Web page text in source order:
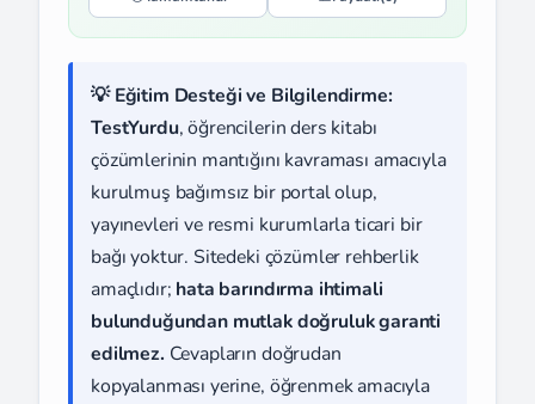
💡 Eğitim Desteği ve Bilgilendirme:
TestYurdu, öğrencilerin ders kitabı
çözümlerinin mantığını kavraması amacıyla
kurulmuş bağımsız bir portal olup,
yayınevleri ve resmi kurumlarla ticari bir
bağı yoktur. Sitedeki çözümler rehberlik
amaçlıdır; hata barındırma ihtimali
bulunduğundan mutlak doğruluk garanti
edilmez. Cevapların doğrudan
kopyalanması yerine, öğrenmek amacıyla